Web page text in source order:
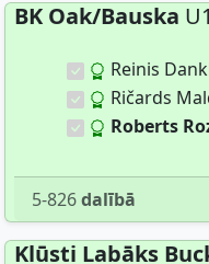
BK Oak/Bauska
Reinis
Ričards
Roberts
5-826dalībā
Kļūsti Labāks